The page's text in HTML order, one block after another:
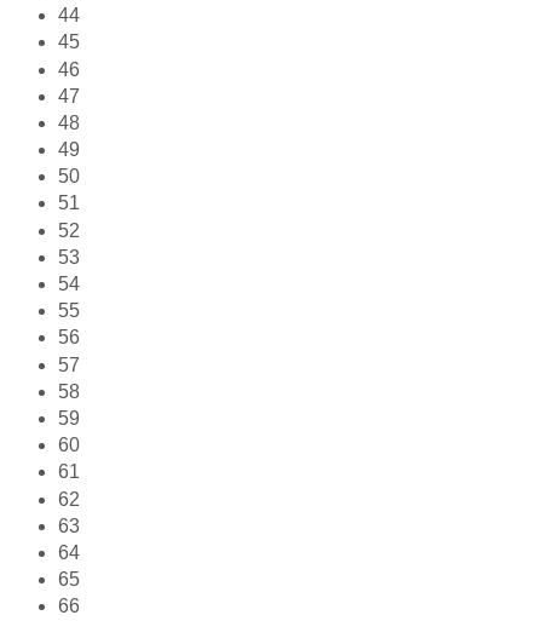
44
45
46
47
48
49
50
51
52
53
54
55
56
57
58
59
60
61
62
63
64
65
66